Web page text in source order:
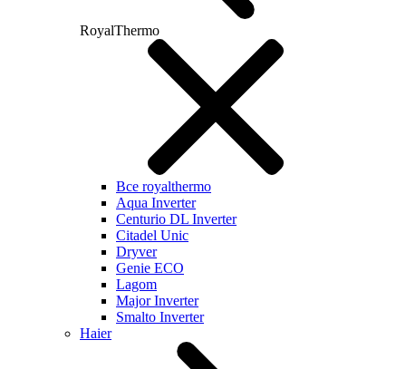
RoyalThermo
Все royalthermo
Aqua Inverter
Centurio DL Inverter
Citadel Unic
Dryver
Genie ECO
Lagom
Major Inverter
Smalto Inverter
Haier